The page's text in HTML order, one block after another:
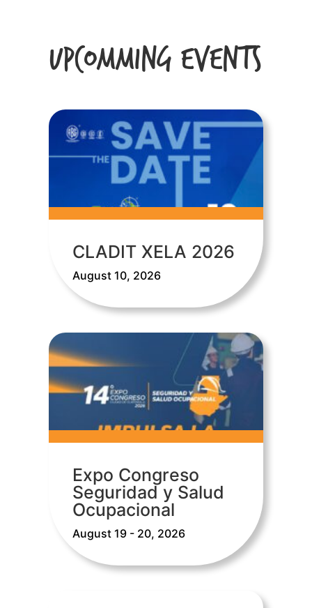
Upcomming Events
CLADIT XELA 2026
August 10, 2026
Expo Congreso
Seguridad y Salud
Ocupacional
August 19 - 20, 2026